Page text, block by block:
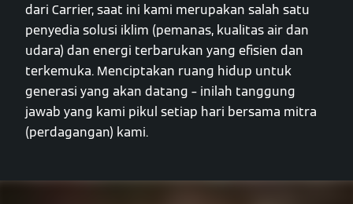
dari Carrier, saat ini kami merupakan salah satu
penyedia solusi iklim (pemanas, kualitas air dan
udara) dan energi terbarukan yang efisien dan
terkemuka. Menciptakan ruang hidup untuk
generasi yang akan datang – inilah tanggung
jawab yang kami pikul setiap hari bersama mitra
(perdagangan) kami.